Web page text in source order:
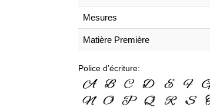
Mesures
Matière Première
Police d’écriture: